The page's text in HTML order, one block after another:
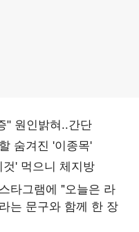
타그램에 "오늘은 라
는 문구와 함께 한 장